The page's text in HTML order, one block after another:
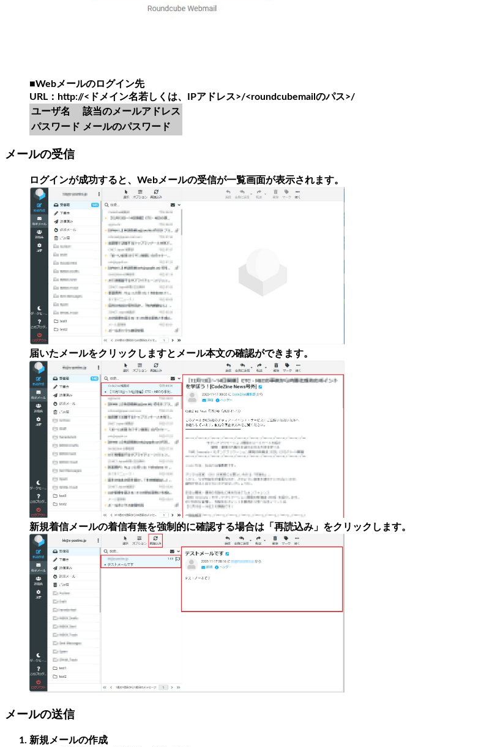
■Webメールのログイン先
URL：http://<ドメイン名若しくは、IPアドレス>/<roundcubemailのパス>/
ユーザ名
該当のメールアドレス
パスワード メールのパスワード
メールの受信
ログインが成功すると、Webメールの受信が一覧画面が表示されます。
届いたメールをクリックしますとメール本文の確認ができます。
新規着信メールの着信有無を強制的に確認する場合は「再読込み」をクリックします。
メールの送信
新規メールの作成